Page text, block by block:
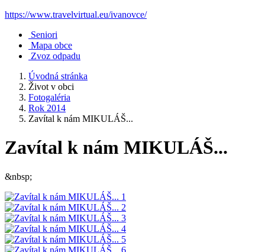
https://www.travelvirtual.eu/ivanovce/
Seniori
Mapa obce
Zvoz odpadu
Úvodná stránka
Život v obci
Fotogaléria
Rok 2014
Zavítal k nám MIKULÁŠ...
Zavítal k nám MIKULÁŠ...
&nbsp;